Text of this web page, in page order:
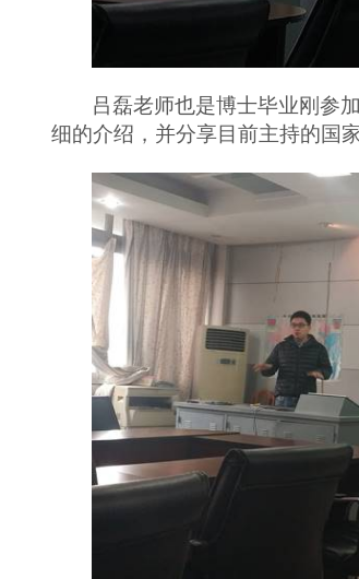
吕磊老师也是博士毕业刚参
细的介绍，并分享目前主持的国